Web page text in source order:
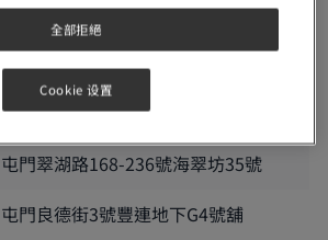
屯門良景村廣場L431號
屯門蝴蝶村蝴蝶廣場地下R107號
屯門石排頭路翠林花園地下6號
屯門新墟啟民徑3號地下D舖
屯門翠湖路168-236號海翠坊35號
屯門良德街3號豐連地下G4號舖
全部拒絕
Cookie 设置